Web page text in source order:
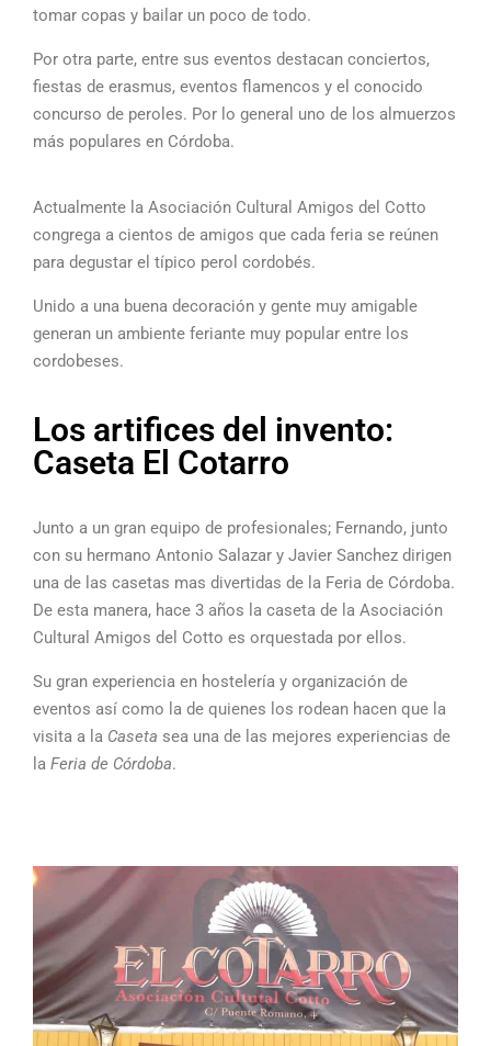
tomar copas y bailar un poco de todo.
Por otra parte, entre sus eventos destacan conciertos,
fiestas de erasmus, eventos flamencos y el conocido
concurso de peroles. Por lo general uno de los almuerzos
más populares en Córdoba.
Actualmente la Asociación Cultural Amigos del Cotto
congrega a cientos de amigos que cada feria se reúnen
para degustar el típico perol cordobés.
Unido a una buena decoración y gente muy amigable
generan un ambiente feriante muy popular entre los
cordobeses.
Los artifices del invento:
Caseta El Cotarro
Junto a un gran equipo de profesionales; Fernando, junto
con su hermano Antonio Salazar y Javier Sanchez dirigen
una de las casetas mas divertidas de la Feria de Córdoba.
De esta manera, hace 3 años la caseta de la Asociación
Cultural Amigos del Cotto es orquestada por ellos.
Su gran experiencia en hostelería y organización de
eventos así como la de quienes los rodean hacen que la
visita a la Caseta sea una de las mejores experiencias de
la Feria de Córdoba.